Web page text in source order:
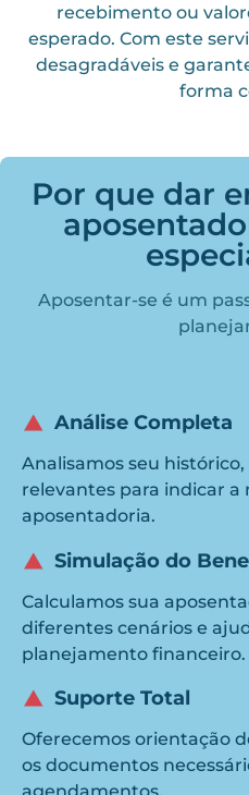
recebimento ou
esperado. Com este
desagradáveis e
forma
Por que dar
Aposentar-se é um
Análise Completa
Analisamos seu
relevantes para indicar a
aposentadoria.
Simulação do
Calculamos sua
diferentes cenários e
planejamento financeiro.
Suporte Total
Oferecemos orientação
os documentos